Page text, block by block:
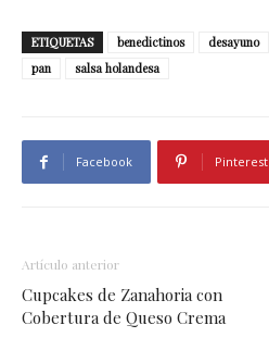
ETIQUETAS benedictinos desayuno
pan
salsa holandesa
Facebook Pinterest
Artículo anterior
Cupcakes de Zanahoria con
Cobertura de Queso Crema